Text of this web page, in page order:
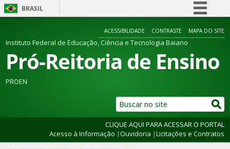
BRASIL
Comunica BR
Participe
Canais
ACESSIBILIDADE CONTRASTE MAPA DO SITE
Instituto Federal de Educação, Ciência e Tecnologia Baiano
Pró-Reitoria de Ensino
PROEN
CLIQUE AQUI PARA ACESSAR O PORTAL
Acesso à Informação |Ouvidoria |Licitações e Contratos